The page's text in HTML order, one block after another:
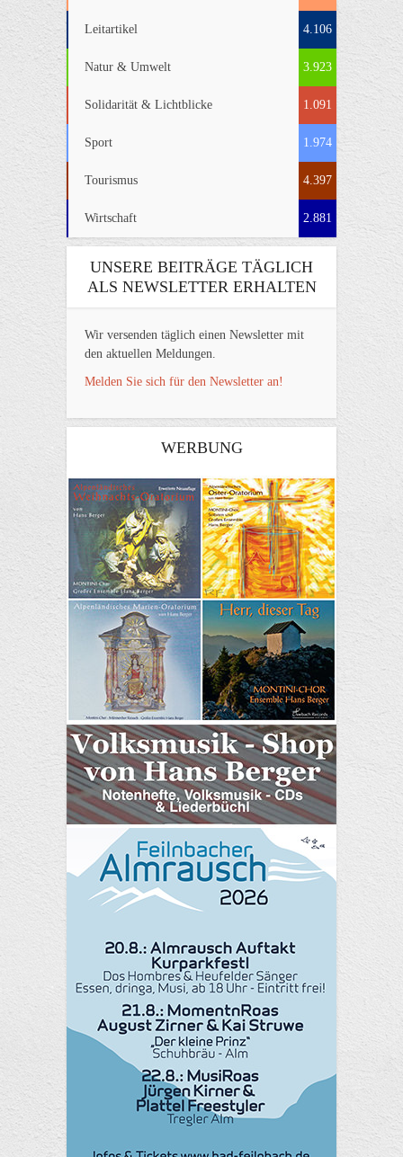
Leitartikel 4.106
Natur & Umwelt 3.923
Solidarität & Lichtblicke 1.091
Sport 1.974
Tourismus 4.397
Wirtschaft 2.881
UNSERE BEITRÄGE TÄGLICH
ALS NEWSLETTER ERHALTEN
Wir versenden täglich einen Newsletter mit
den aktuellen Meldungen.
Melden Sie sich für den Newsletter an!
WERBUNG